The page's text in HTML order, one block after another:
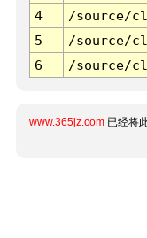
4
/source/
5
/source/
6
/source/
www.365jz.com 已经将